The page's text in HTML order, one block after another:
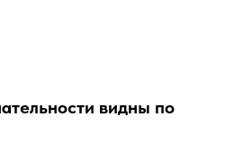
видны по